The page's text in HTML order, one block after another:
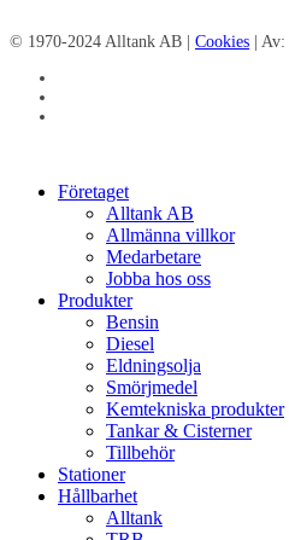
© 1970-2024 Alltank AB | Cookies | Av:
Close
Företaget
Alltank AB
Allmänna villkor
Medarbetare
Jobba hos oss
Produkter
Bensin
Diesel
Eldningsolja
Smörjmedel
Kemtekniska produkter
Tankar & Cisterner
Tillbehör
Stationer
Hållbarhet
Alltank